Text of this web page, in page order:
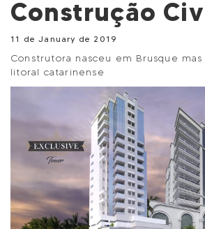
Construção
11 de January de 2019
Construtora nasceu em Brusque
litoral catarinense